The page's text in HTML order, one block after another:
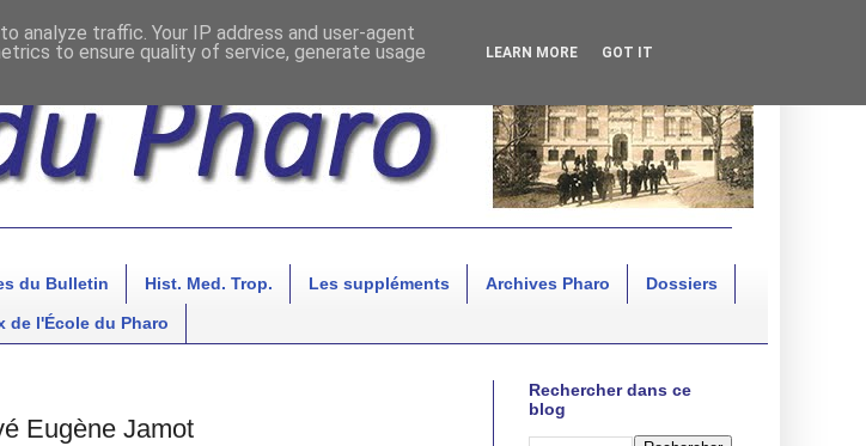
du Bulletin Hist. Med. Trop. Les suppléments Archives Pharo Dossiers
de l'École du Pharo
Eugène Jamot
Rechercher dans ce
blog
analyze traffic. Your IP address and user-agent
to ensure quality of service, generate usage
LEARN MORE GOT IT